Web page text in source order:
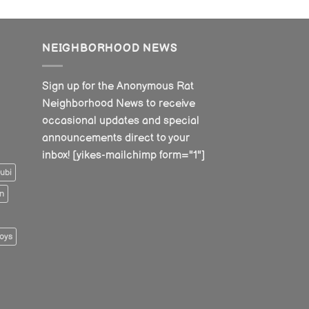
NEIGHBORHOOD NEWS
Sign up for the Anonymous Rat
Neighborhood News to receive
occasional updates and special
announcements direct to your
inbox! [yikes-mailchimp form="1"]